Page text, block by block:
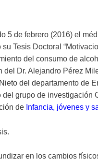
5 de febrero (2016) el
su Tesis Doctoral
del consumo de
del Dr. Alejandro Pérez
del departamento de
del grupo de investigación
de Infancia, jóvenes y
en los cambios